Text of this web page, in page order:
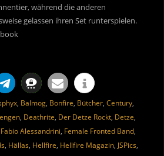
während die anderen
gelassen ihren Set runterspielen.
, Balmog, Bonfire, Bütcher, Century,
, Deathrite, Der Detze Rockt, Detze,
Fabio Alessandrini, Female Fronted Band,
, Hällas, Hellfire, Hellfire Magazin, JSPics,